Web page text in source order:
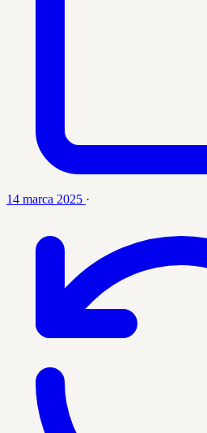
14 marca 2025 ·